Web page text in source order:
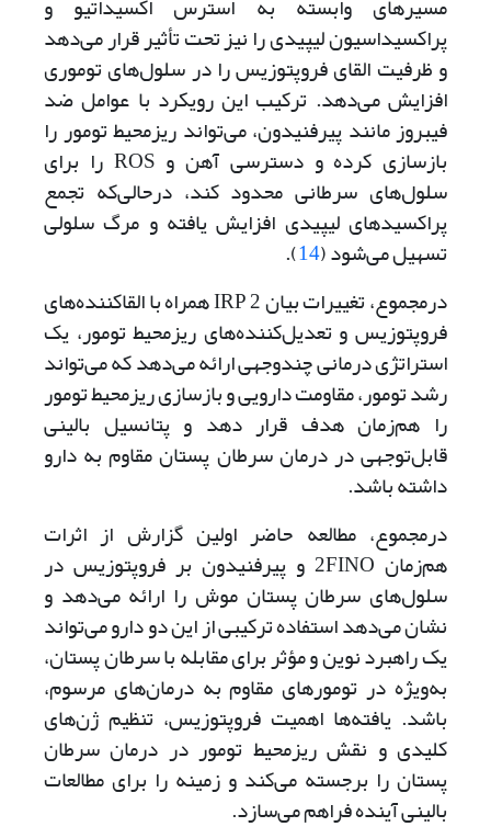
مسیرهای وابسته به استرس اکسیداتیو و
پراکسیداسیون لیپیدی را نیز تحت تأثیر قرار می‌دهد
و ظرفیت القای فروپتوزیس را در سلول‌های توموری
افزایش می‌دهد. ترکیب این رویکرد با عوامل ضد
فیبروز مانند پیرفنیدون، می‌تواند ریزمحیط تومور را
بازسازی کرده و دسترسی آهن و ROS را برای
سلول‌های سرطانی محدود کند، در‌حالی‌که تجمع
پراکسیدهای لیپیدی افزایش یافته و مرگ سلولی
تسهیل می‌شود (14
).
در‌مجموع، تغییرات بیان 2 IRP همراه با القاکننده‌های
فروپتوزیس و تعدیل‌کننده‌های ریزمحیط تومور، یک
استراتژی درمانی چندوجهی ارائه می‌دهد که می‌تواند
رشد تومور، مقاومت دارویی و بازسازی ریزمحیط تومور
را هم‌زمان هدف قرار دهد و پتانسیل بالینی
قابل‌توجهی در درمان سرطان پستان مقاوم به دارو
داشته باشد.
در‌مجموع، مطالعه حاضر اولین گزارش از اثرات
هم‌زمان 2‌FINO و پیرفنیدون بر فروپتوزیس در
سلول‌های سرطان پستان موش را ارائه می‌دهد و
نشان می‌دهد استفاده ترکیبی از این دو دارو می‌تواند
یک راهبرد نوین و مؤثر برای مقابله با سرطان پستان،
به‌ویژه در تومورهای مقاوم به درمان‌های مرسوم،
باشد. یافته‌ها اهمیت فروپتوزیس، تنظیم ژن‌های
کلیدی و نقش ریزمحیط تومور در درمان سرطان
پستان را برجسته می‌کند و زمینه را برای مطالعات
بالینی آینده فراهم می‌سازد.